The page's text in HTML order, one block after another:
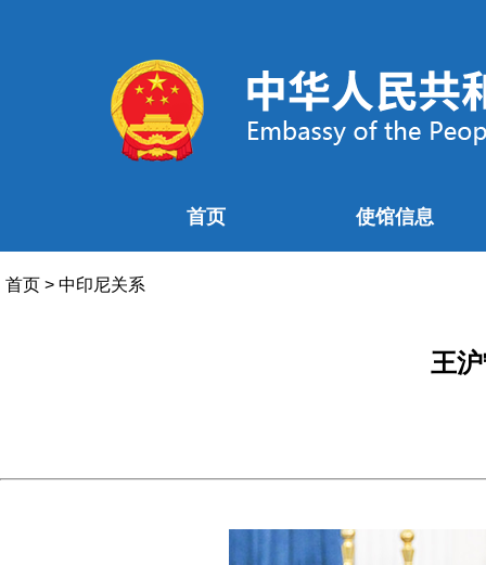
首页 使馆信息
首页 > 中印尼关系
王